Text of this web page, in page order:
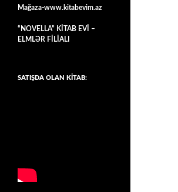
Mağaza-www.kitabevim.az
“NOVELLA” KİTAB EVİ –
ELMLƏR FİLİALI
SATIŞDA OLAN KİTAB: